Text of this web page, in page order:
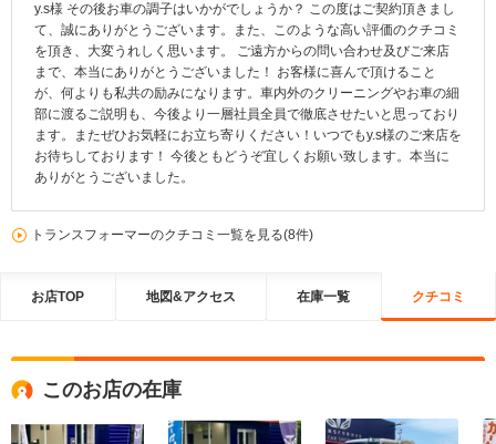
y.s様 その後お車の調子はいかがでしょうか？ この度はご契約頂きまし
て、誠にありがとうございます。また、このような高い評価のクチコミ
を頂き、大変うれしく思います。 ご遠方からの問い合わせ及びご来店
まで、本当にありがとうございました！ お客様に喜んで頂けること
が、何よりも私共の励みになります。車内外のクリーニングやお車の細
部に渡るご説明も、今後より一層社員全員で徹底させたいと思っており
ます。またぜひお気軽にお立ち寄りください！いつでもy.s様のご来店を
お待ちしております！ 今後ともどうぞ宜しくお願い致します。本当に
ありがとうございました。
トランスフォーマーのクチコミ一覧を見る(8件)
お店TOP 地図&アクセス 在庫一覧 クチコミ
このお店の在庫